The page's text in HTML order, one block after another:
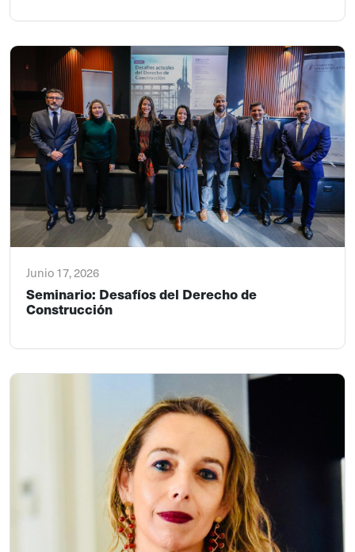
Junio 17, 2026
Seminario: Desafíos del Derecho de
Construcción